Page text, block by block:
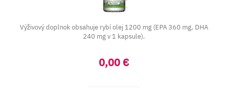
Výživový doplnok obsahuje rybí olej 1200 mg (EPA 360 mg, DHA
240 mg v 1 kapsule).
0,00 €